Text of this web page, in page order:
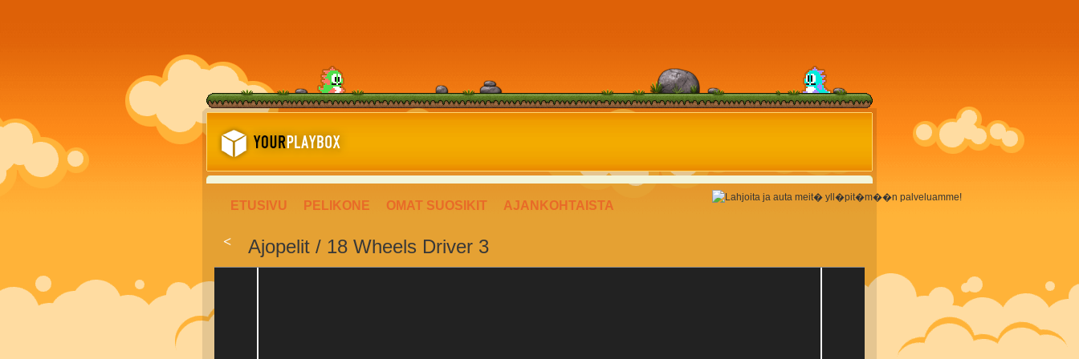
ETUSIVU PELIKONE OMAT SUOSIKIT AJANKOHTAISTA
< Ajopelit / 18 Wheels Driver 3